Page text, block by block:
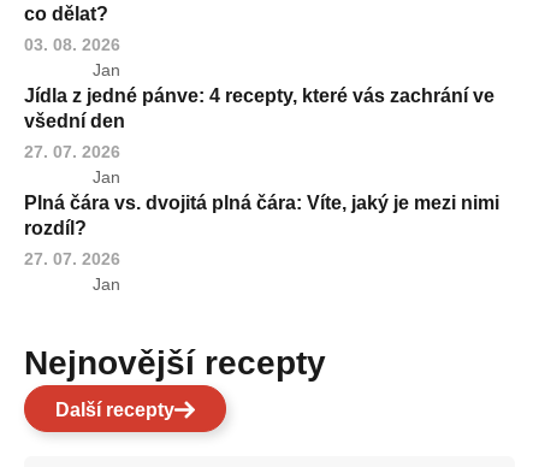
co dělat?
03. 08. 2026
Jan
Jídla z jedné pánve: 4 recepty, které vás zachrání ve
všední den
27. 07. 2026
Jan
Plná čára vs. dvojitá plná čára: Víte, jaký je mezi nimi
rozdíl?
27. 07. 2026
Jan
Nejnovější recepty
Další recepty